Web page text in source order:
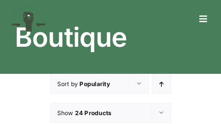
content
Who We Are
What We Do
What’s Happening
Boutique
Sort byPopularity
Show 24 Products